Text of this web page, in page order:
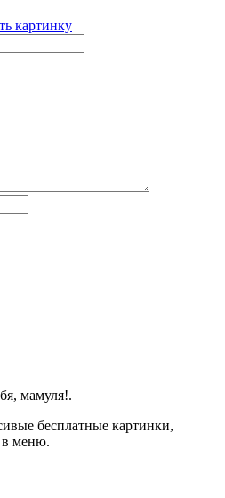
картинку
мамуля!.
бесплатные картинки,
в меню.